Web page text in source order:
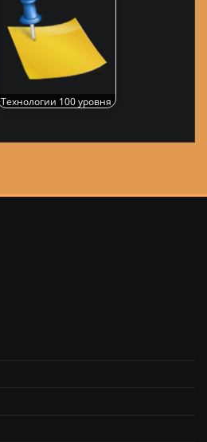
Технологии 100 уровня